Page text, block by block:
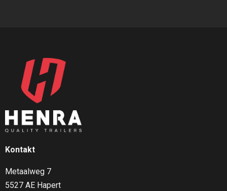
każdego rodzaju ładunku odbywa się w najbezpieczniejszy i
najbardziej efektywny sposób. Wszystkie nasze pojazdy i
przyczepy są gruntownie sprawdzane, testowane i
certyfikowane przed dopuszczeniem do sprzedaży, dzięki
czemu za każdym razem możesz liczyć na doskonałą jakość
Henra. Z nami możesz bezpiecznie wyruszyć w drogę.
Kontakt
Metaalweg 7
5527 AE Hapert